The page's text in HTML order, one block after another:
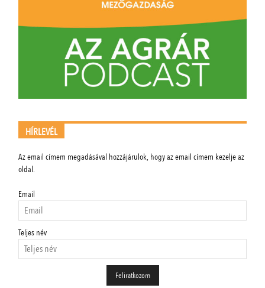
HÍRLEVÉL
Az email címem megadásával hozzájárulok, hogy az email címem kezelje az
oldal.
Email
Teljes név